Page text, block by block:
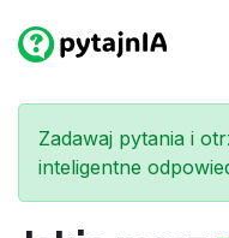
Zadawaj pytania i
inteligentne